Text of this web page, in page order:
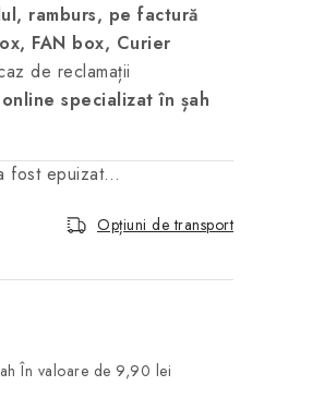
ramburs, pe factură
FAN box, Curier
de reclamații
specializat în șah
fost epuizat…
Opțiuni de transport
În valoare de 9,90 lei